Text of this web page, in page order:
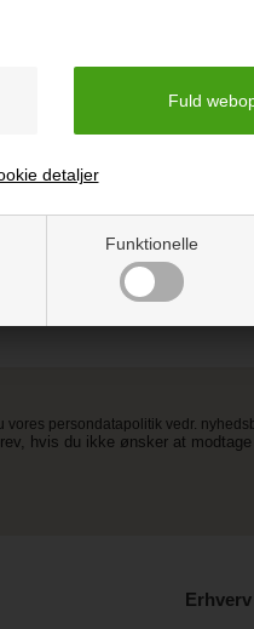
Funktionelle
detaljer
at handle
og gå ikke glip af gode tilbud
vores persondatapolitik vedr.
hvis du ikke ønsker at
Erhverv